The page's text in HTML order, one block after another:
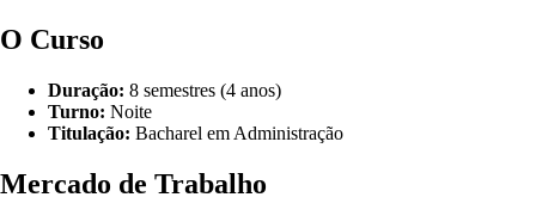
O Curso
Duração: 8 semestres (4 anos)
Turno: Noite
Titulação: Bacharel em Administração
Mercado de Trabalho